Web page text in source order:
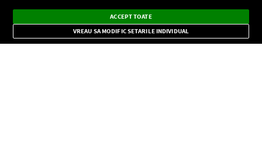
CONFIDENŢIALITATE
Dark
Mode
Radio live, podcasturi, știri și alerte
importante.
×
ACCEPT TOATE
VREAU SA MODIFIC SETARILE INDIVIDUAL